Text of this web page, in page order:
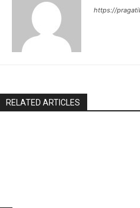
https://
RELATED ARTICLES